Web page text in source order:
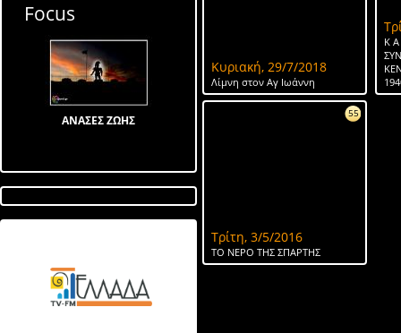
Focus
ΑΝΑΣΕΣ ΖΩΗΣ
Κυριακή, 29/7/2018
Λίμνη στον Αγ Ιωάννη
Κ
55
Τρίτη, 3/5/2016
ΤΟ ΝΕΡΟ ΤΗΣ ΣΠΑΡΤΗΣ